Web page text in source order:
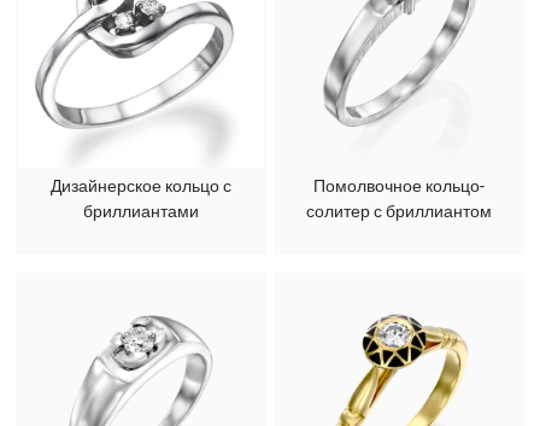
Дизайнерское кольцо с
бриллиантами
Помолвочное кольцо-
солитер с бриллиантом